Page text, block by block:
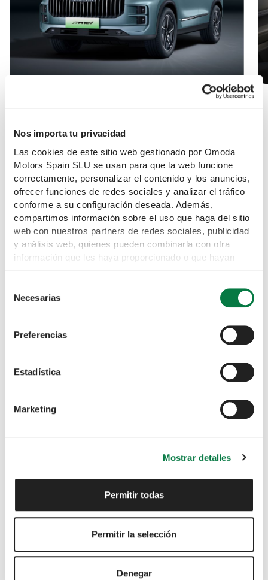
Nos importa tu privacidad
Las cookies de este sitio web gestionado por Omoda
Motors Spain SLU se usan para que la web funcione
correctamente, personalizar el contenido y los anuncios,
ofrecer funciones de redes sociales y analizar el tráfico
conforme a su configuración deseada. Además,
compartimos información sobre el uso que haga del sitio
web con nuestros partners de redes sociales, publicidad
y análisis web, quienes pueden combinarla con otra
información que les haya proporcionado o que hayan
recopilado a partir del uso que haya hecho de sus
nuestra Política de cookies
https://www.omodajaecoo.es/cookies.Al pulsar “Permitir
todas” acepta su uso. También puede rechazarlas y
configurarlas.
Necesarias
Preferencias
Estadística
Marketing
Mostrar detalles
Permitir todas
Permitir la selección
Denegar
Pide tu oferta
¿Es usted cliente privado o empresa?*
Privado
Empresa
Nombre*
Correo electrónico*
Teléfono*
Usar mi ubicación actual
política de privacidad
Deseo recibir comunicaciones comerciales